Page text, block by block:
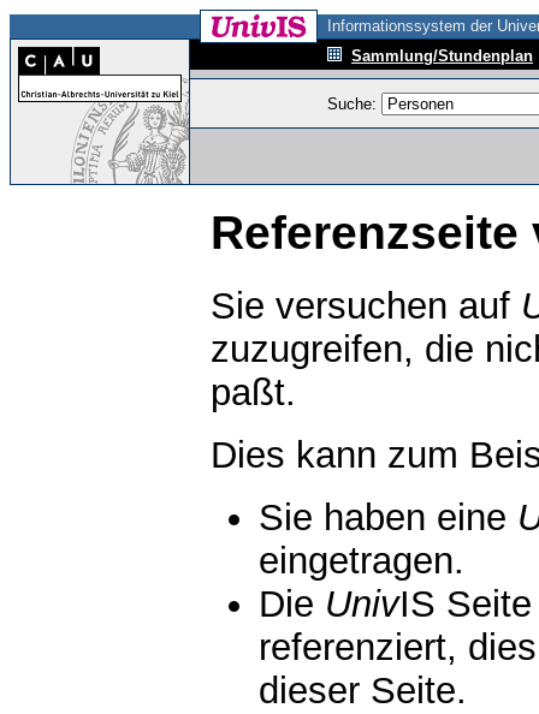
Informationssystem der
Sammlung/Stundenplan
Suche:
Referenzseite
Sie versuchen auf
zuzugreifen, die
paßt.
Dies kann zum
Sie haben eine
eingetragen.
Die UnivIS
referenziert,
dieser Seite.